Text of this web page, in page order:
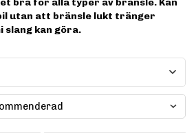
bra för alla typer av bränsle. Kan
utan att bränsle lukt tränger
slang kan göra.